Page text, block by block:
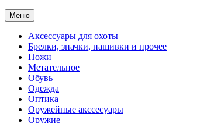
Меню
Аксессуары для охоты
Брелки, значки, нашивки и прочее
Ножи
Метательное
Обувь
Одежда
Оптика
Оружейные акссесуары
Оружие